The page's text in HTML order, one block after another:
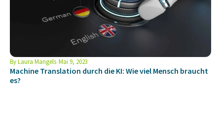
ByLaura Mangels Mai 9, 2023
Machine Translation durch die KI: Wie viel Mensch braucht
es?